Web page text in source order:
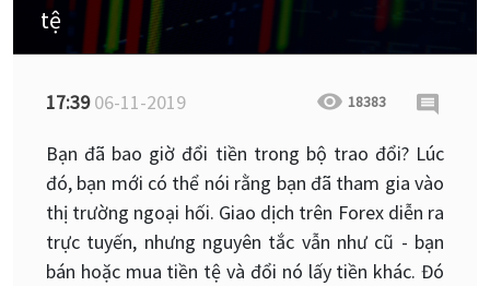
tệ
17:3906-11-2019 18383
Bạn đã bao giờ đổi tiền trong bộ trao đổi? Lúc
đó, bạn mới có thể nói rằng bạn đã tham gia vào
thị trường ngoại hối. Giao dịch trên Forex diễn ra
trực tuyến, nhưng nguyên tắc vẫn như cũ - bạn
bán hoặc mua tiền tệ và đổi nó lấy tiền khác. Đó